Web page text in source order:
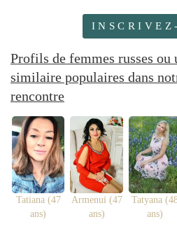
Profils de femmes russes ou
similaire populaires dans
rencontre
Tatiana (47
ans)
Armenui (47
ans)
Tatyana
ans)